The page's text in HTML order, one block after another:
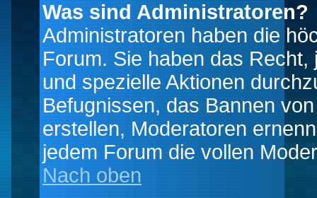
Was sind Administratoren?
Administratoren haben die
Forum. Sie haben das
und spezielle Aktionen
Befugnissen, das Bannen
erstellen, Moderatoren
jedem Forum die vollen
Nach oben